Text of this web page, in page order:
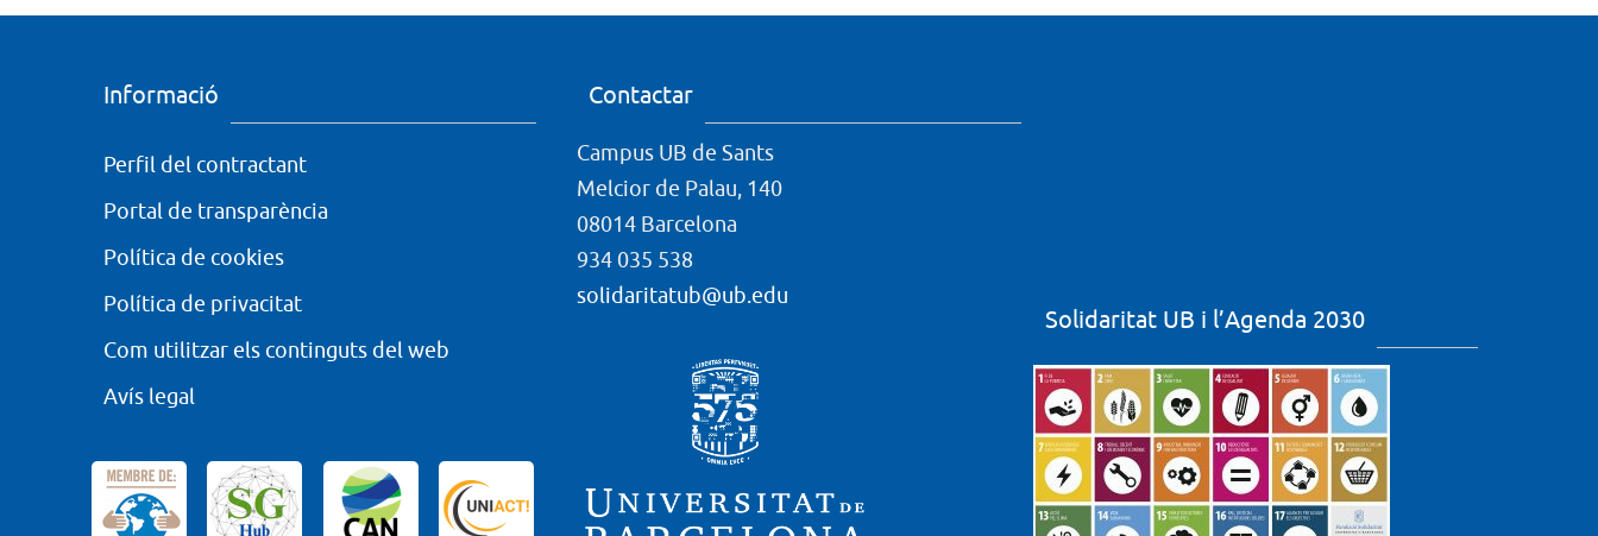
Informació
Perfil del contractant
Portal de transparència
Política de cookies
Política de privacitat
Com utilitzar els continguts del web
Avís legal
Contactar
Campus UB de Sants
Melcior de Palau, 140
08014 Barcelona
934 035 538
solidaritatub@ub.edu
Solidaritat UB i l’Agenda 2030